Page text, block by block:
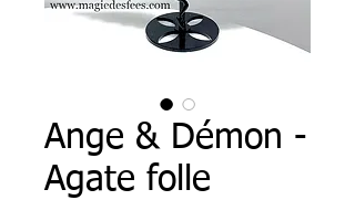
Ange & Démon -
Agate folle